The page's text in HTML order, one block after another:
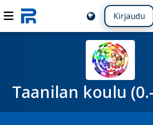
Kirjaudu
Taanilan koulu